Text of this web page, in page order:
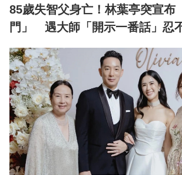
85歲失智父身亡！林葉亭突宣布
門」 遇大師「開示一番話」忍